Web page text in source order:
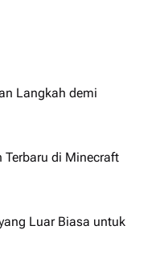
Langkah demi
Terbaru di Minecraft
Luar Biasa untuk